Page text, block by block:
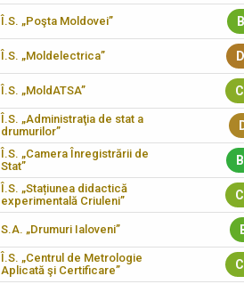
Î.S. „Poşta Moldovei”
Î.S. „Moldelectrica”
Î.S. „MoldATSA”
Î.S. „Administraţia de stat a
drumurilor”
Î.S. „Camera Înregistrării de
Stat”
Î.S. „Stațiunea didactică
experimentală Criuleni”
S.A. „Drumuri Ialoveni”
Î.S. „Centrul de Metrologie
Aplicată şi Certificare”